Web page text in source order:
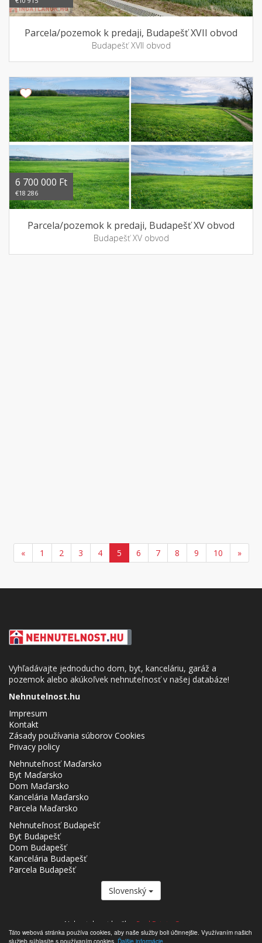
Táto webová stránka používa cookies, aby naše služby boli účinnejšie. Využívaním našich
služieb súhlasíte s používaním cookies. Ďalšie informácie
Parcela/pozemok k predaji, Budapešť XVII obvod
Budapešť XVII obvod
6 700 000 Ft
€18 286
Parcela/pozemok k predaji, Budapešť XV obvod
Budapešť XV obvod
« 1 2 3 4 5 6 7 8 9 10 »
Vyhľadávajte jednoducho dom, byt, kanceláriu, garáž a
pozemok alebo akúkoľvek nehnuteľnosť v našej databáze!
Nehnutelnost.hu
Impresum
Kontakt
Zásady používania súborov Cookies
Privacy policy
Nehnuteľnosť Maďarsko
Byt Maďarsko
Dom Maďarsko
Kancelária Maďarsko
Parcela Maďarsko
Nehnuteľnosť Budapešť
Byt Budapešť
Dom Budapešť
Kancelária Budapešť
Parcela Budapešť
Slovenský
Nehnutelnost.hu člen Real Estate Group.